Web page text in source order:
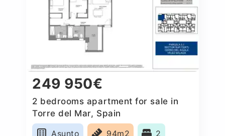
249 950€
2 bedrooms apartment for sale in
Torre del Mar, Spain
Asunto
94m2 2